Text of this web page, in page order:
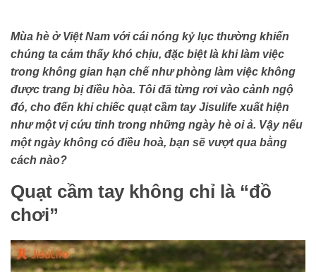
Mùa hè ở Việt Nam với cái nóng kỷ lục thường khiến
chúng ta cảm thấy khó chịu, đặc biệt là khi làm việc
trong không gian hạn chế như phòng làm việc không
được trang bị điều hòa. Tôi đã từng rơi vào cảnh ngộ
đó, cho đến khi chiếc quạt cầm tay Jisulife xuất hiện
như một vị cứu tinh trong những ngày hè oi ả. Vậy nếu
một ngày không có điều hoà, bạn sẽ vượt qua bằng
cách nào?
Quạt cầm tay không chỉ là “đồ
chơi”